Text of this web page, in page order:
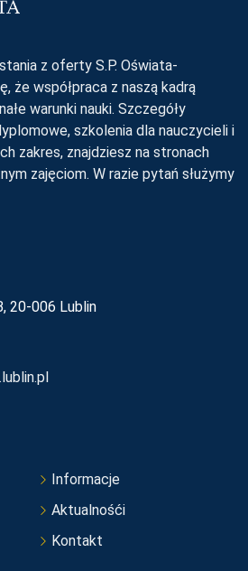
z oferty S.P. Oświata-
że współpraca z naszą kadrą
warunki nauki. Szczegóły
szkolenia dla nauczycieli i
zakres, znajdziesz na stronach
zajęciom. W razie pytań służymy
20-006 Lublin
Informacje
Aktualnośći
Kontakt